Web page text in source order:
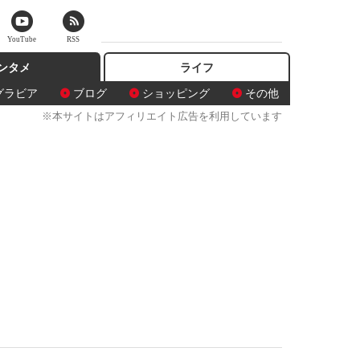
タメ
ラビア ブログ ショッピング その他
ライフ
※本サイトはアフィリエイト広告を利用しています
YouTube RSS